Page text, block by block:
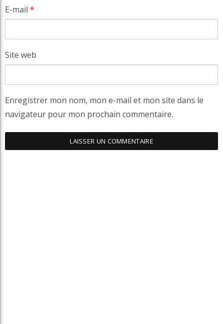
E-mail *
Site web
Enregistrer mon nom, mon e-mail et mon site dans le
navigateur pour mon prochain commentaire.